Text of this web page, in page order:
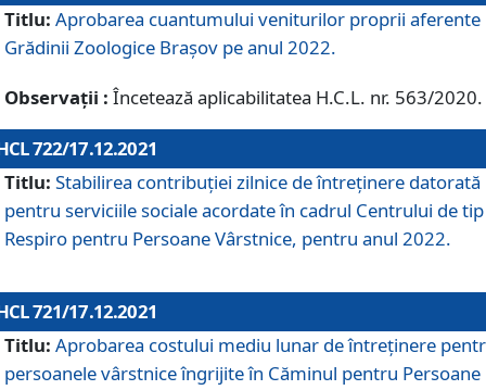
Titlu: Aprobarea cuantumului veniturilor proprii aferente
Grădinii Zoologice Braşov pe anul 2022.
Observații : Încetează aplicabilitatea H.C.L. nr. 563/2020.
722/17.12.2021
Titlu: Stabilirea contribuţiei zilnice de întreținere datorată
pentru serviciile sociale acordate în cadrul Centrului de tip
Respiro pentru Persoane Vârstnice, pentru anul 2022.
721/17.12.2021
Titlu: Aprobarea costului mediu lunar de întreţinere
persoanele vârstnice îngrijite în Căminul pentru Persoane